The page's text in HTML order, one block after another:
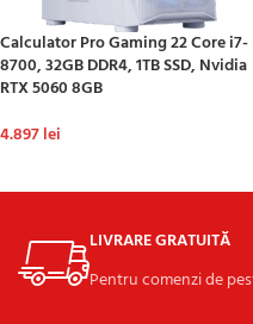
Calculator Pro Gaming 22 Core i7-
8700, 32GB DDR4, 1TB SSD, Nvidia
RTX 5060 8GB
4.897lei
LIVRARE GRATUITĂ
Pentru comenzi de